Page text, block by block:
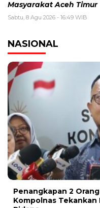
Masyarakat Aceh Timur
Sabtu, 8 Agu 2026 - 16:49 WIB
NASIONAL
Penangkapan 2
Kompolnas